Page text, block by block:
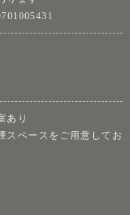
あり
スペースをご用意してお